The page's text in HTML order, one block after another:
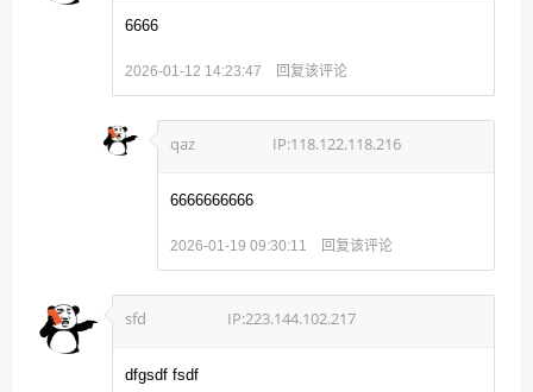
6666
2026-01-12 14:23:47 回复该评论
qaz IP:118.122.118.216
6666666666
2026-01-19 09:30:11 回复该评论
sfd IP:223.144.102.217
dfgsdf fsdf